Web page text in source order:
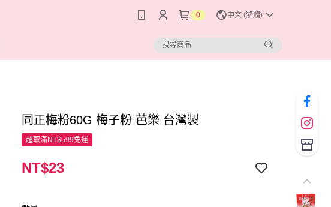
0 中文 (繁體)
同正梅粉60G 梅子粉 芭樂 台灣製
超取滿NT$599免運
NT$23